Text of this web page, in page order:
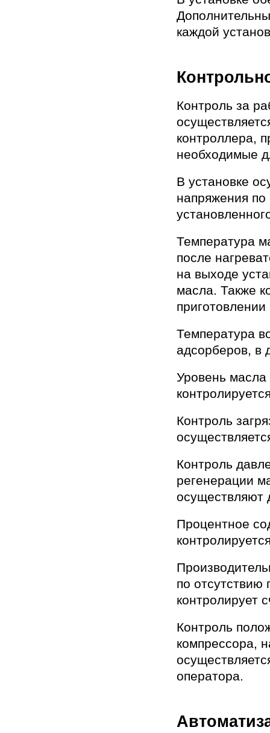
каждой
Контроль за
контроллера,
необходимые
В установке
напряжения по
Температура
после
на выходе
масла. Также
Температура
адсорберов, в
Уровень
Контроль
Контроль
регенерации
осуществляют
Процентное
по отсутствию
контролирует
Контроль
компрессора,
оператора.